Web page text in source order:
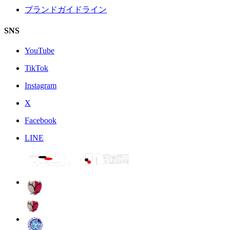
ブランドガイドライン
SNS
YouTube
TikTok
Instagram
X
Facebook
LINE